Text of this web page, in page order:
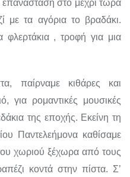
στο μέχρι τώρα
με τα αγόρια το βραδάκι.
φλερτάκια , τροφή για μια
παίρναμε κιθάρες και
για ρομαντικές μουσικές
της εποχής. Εκείνη τη
Παντελεήμονα καθίσαμε
χωριού ξέχωρα από τους
κοντά στην πίστα. Σ’